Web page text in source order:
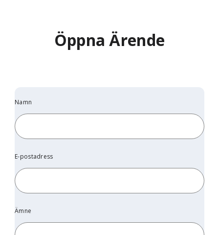
Öppna Ärende
Namn
E-postadress
Ämne